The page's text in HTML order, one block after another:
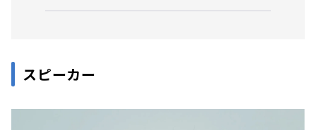
スピーカー